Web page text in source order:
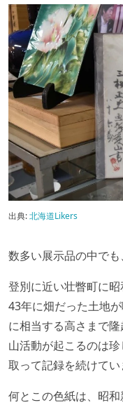
出典:北海道Likers
数多い展示品の中でも
登別に近い壮瞥町に
43年に畑だった土地
に相当する高さまで
山活動が起こるのは
取って記録を続けてい
何とこの色紙は、昭